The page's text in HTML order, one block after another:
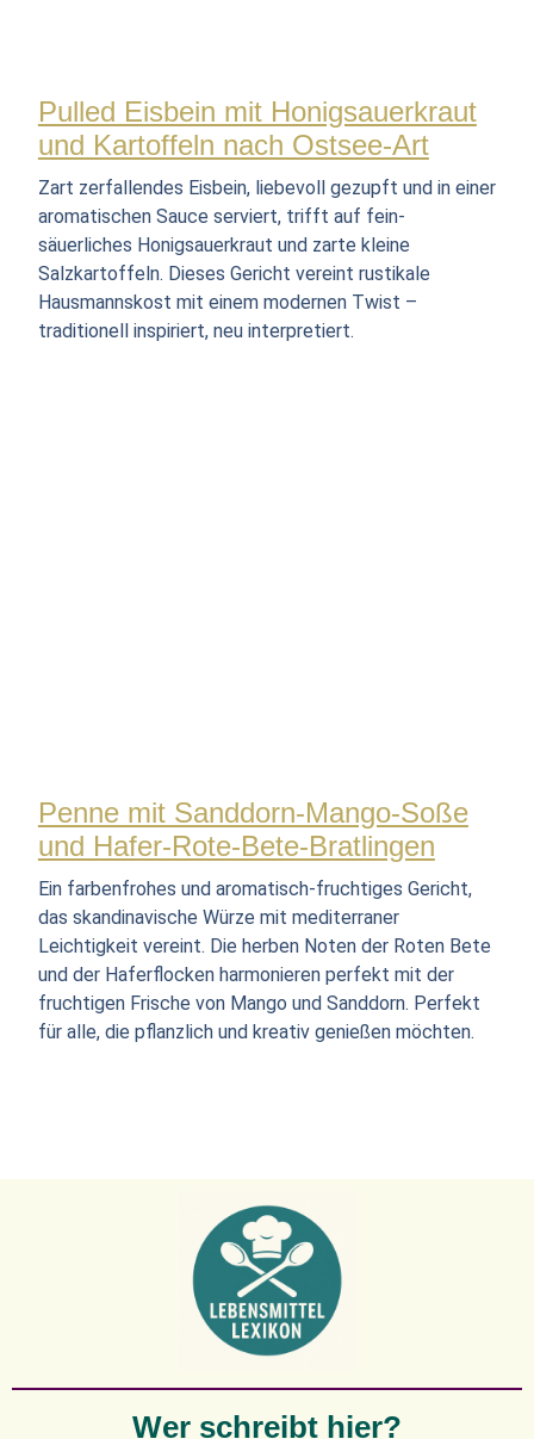
Pulled Eisbein mit Honigsauerkraut
und Kartoffeln nach Ostsee-Art
Zart zerfallendes Eisbein, liebevoll gezupft und in einer
aromatischen Sauce serviert, trifft auf fein-
säuerliches Honigsauerkraut und zarte kleine
Salzkartoffeln. Dieses Gericht vereint rustikale
Hausmannskost mit einem modernen Twist –
traditionell inspiriert, neu interpretiert.
Penne mit Sanddorn-Mango-Soße
und Hafer-Rote-Bete-Bratlingen
Ein farbenfrohes und aromatisch-fruchtiges Gericht,
das skandinavische Würze mit mediterraner
Leichtigkeit vereint. Die herben Noten der Roten Bete
und der Haferflocken harmonieren perfekt mit der
fruchtigen Frische von Mango und Sanddorn. Perfekt
für alle, die pflanzlich und kreativ genießen möchten.
Wer schreibt hier?